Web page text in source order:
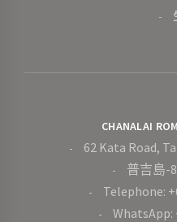
CHANALAI
62 Kata Road,
普吉島-
Telephone:
WhatsApp: